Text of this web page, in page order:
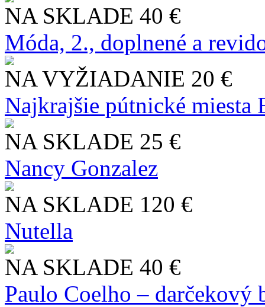
NA SKLADE 40 €
Móda, 2., doplnené a
NA VYŽIADANIE 20 €
Najkrajšie pútnické miesta
NA SKLADE 25 €
Nancy Gonzalez
NA SKLADE 120 €
Nutella
NA SKLADE 40 €
Paulo Coelho – darčekový